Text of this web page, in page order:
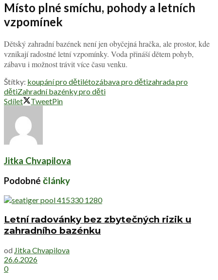
Místo plné smíchu, pohody a letních
vzpomínek
Dětský zahradní bazének není jen obyčejná hračka, ale prostor, kde
vznikají radostné letní vzpomínky. Voda přináší dětem pohyb,
zábavu i možnost trávit více času venku.
Štítky: koupání pro dětilétozábava pro dětizahrada pro
dětiZahradní bazénky pro děti
Sdílet
TweetPin
Jitka Chvapilova
Podobné články
Letní radovánky bez zbytečných rizik u
zahradního bazénku
od Jitka Chvapilova
26.6.2026
0